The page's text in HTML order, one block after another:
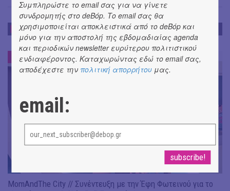
MOM AND THE CITY
MOM AND THE CITY
MomAndThe City // Συνέντευξη με την Έφη Φωτεινού για το
Συμπληρώστε το email σας για να γίνετε
συνδρομητής στο deBόp. Το email σας θα
χρησιμοποιείται αποκλειστικά από το deBόp και
μόνο για την αποστολή της εβδομαδιαίας agenda
και περιοδικών newsletter ευρύτερου πολιτιστικού
ενδιαφέροντος. Καταχωρώντας εδώ το email σας,
αποδέχεστε την πολιτική απορρήτου μας.
email: